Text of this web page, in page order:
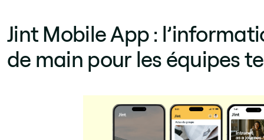
Jint Mobile App :
de main pour les équipes